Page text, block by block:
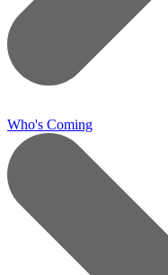
Who's Coming